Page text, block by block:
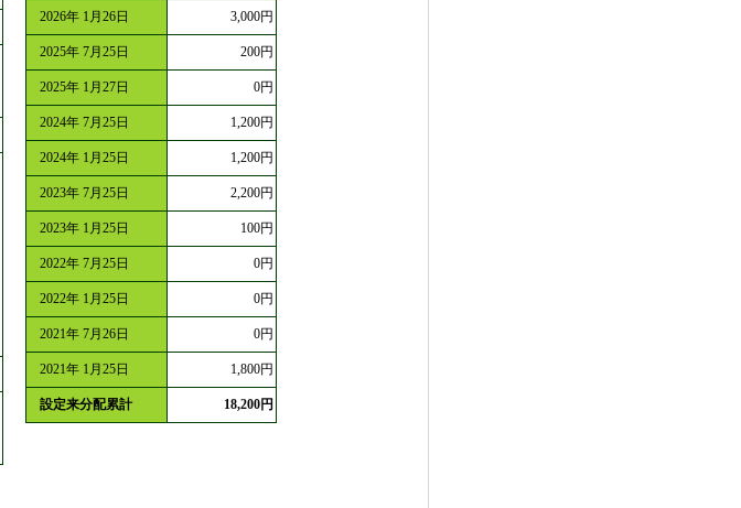
2026年 1月26日 3,000円
2025年 7月25日 200円
2025年 1月27日 0円
2024年 7月25日 1,200円
2024年 1月25日 1,200円
2023年 7月25日 2,200円
2023年 1月25日 100円
2022年 7月25日 0円
2022年 1月25日 0円
2021年 7月26日 0円
2021年 1月25日 1,800円
設定来分配累計 18,200円